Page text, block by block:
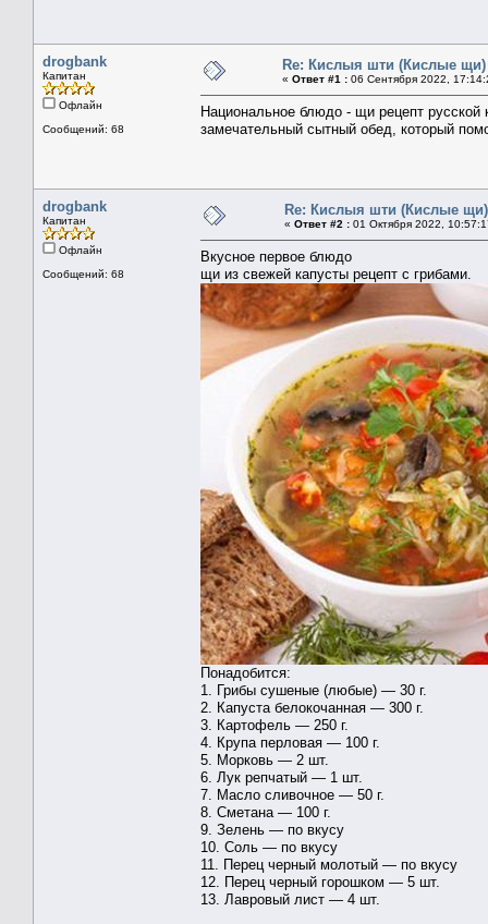
drogbank
Капитан
Офлайн
Сообщений: 68
Re: Кислыя шти (Кислые щи)
« Ответ #1 : 06 Сентября 2022,
Национальное блюдо - щи рецепт русской
замечательный сытный обед, который
drogbank
Капитан
Офлайн
Сообщений: 68
Re: Кислыя шти (Кислые щи)
« Ответ #2 : 01 Октября 2022,
Вкусное первое блюдо
щи из свежей капусты рецепт с грибами.
Понадобится:
1. Грибы сушеные (любые) — 30 г.
2. Капуста белокочанная — 300 г.
3. Картофель — 250 г.
4. Крупа перловая — 100 г.
5. Морковь — 2 шт.
6. Лук репчатый — 1 шт.
7. Масло сливочное — 50 г.
8. Сметана — 100 г.
9. Зелень — по вкусу
10. Соль — по вкусу
11. Перец черный молотый — по вкусу
12. Перец черный горошком — 5 шт.
13. Лавровый лист — 4 шт.